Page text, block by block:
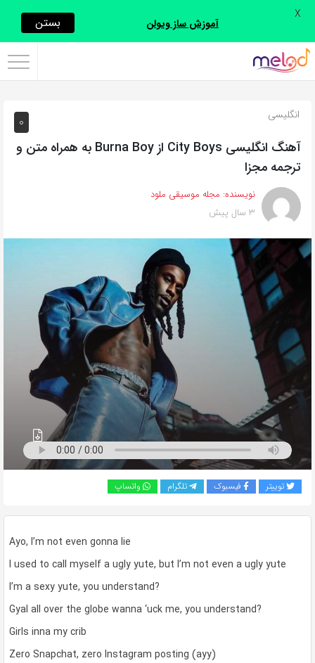
اشتراک
با
روش‌های
زیر
این
صفحه
را
دوستان
اشتراک
بگذارید.
کپی
لینک
0 انگلیسی
آهنگ انگلیسی City Boys از Burna Boy به همراه متن و
ترجمه مجزا
نویسنده: مجله موسیقی ملود
3 سال پیش
توییتر فیسبوک تلگرام واتساپ
Ayo, I’m not even gonna lie
I used to call myself a ugly yute, but I’m not even a ugly yute
I’m a sexy yute, you understand?
Gyal all over the globe wanna ‘uck me, you understand?
Girls inna my crib
Zero Snapchat, zero Instagram posting (ayy)
آموزش ساز ویولن بستن X